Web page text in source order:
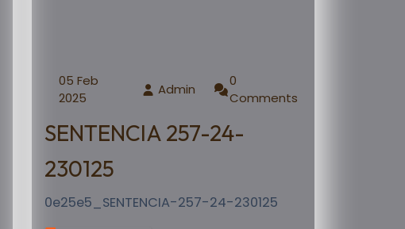
05 Feb
2025
Admin
0
Comments
SENTENCIA 257-24-
230125
0e25e5_SENTENCIA-257-24-230125